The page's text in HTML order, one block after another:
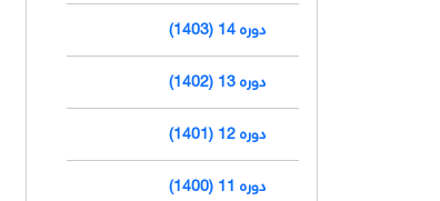
دوره 14 (1403)
دوره 13 (1402)
دوره 12 (1401)
دوره 11 (1400)